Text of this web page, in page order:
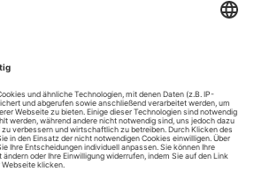
jedes Kind. Albert Sixtus’ anno 1924
zählt zu den Klassikern seines
nur der amüsanten Geschichten
für seinen Sohn erfand; auch den
Koch-Gotha eignet mit ihrem
wie animalische Charakteristika